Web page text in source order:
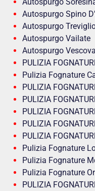
Autospurgo Spino
Autospurgo
Autospurgo Vailate
Autospurgo
PULIZIA
Pulizia Fognature
PULIZIA
PULIZIA
PULIZIA
PULIZIA
PULIZIA
Pulizia Fognature
Pulizia Fognature
Pulizia Fognature
PULIZIA